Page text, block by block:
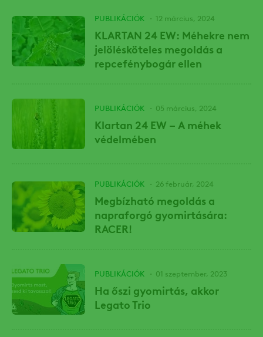
PUBLIKÁCIÓK 12 március, 2024
KLARTAN 24 EW: Méhekre nem
jelölésköteles megoldás a
repcefénybogár ellen
PUBLIKÁCIÓK 05 március, 2024
Klartan 24 EW – A méhek
védelmében
PUBLIKÁCIÓK 26 február, 2024
Megbízható megoldás a
napraforgó gyomirtására:
RACER!
PUBLIKÁCIÓK 01 szeptember, 2023
Ha őszi gyomirtás, akkor
Legato Trio